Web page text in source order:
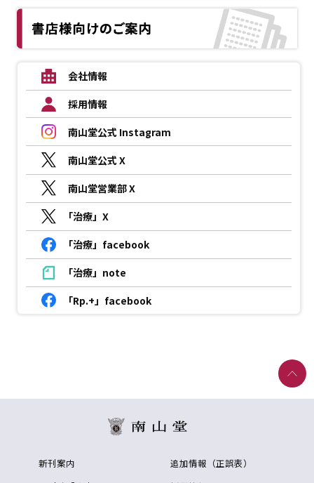
会社情報
採用情報
南山堂公式 Instagram
南山堂公式 X
南山堂営業部 X
「治療」X
「治療」facebook
「治療」note
「Rp.+」facebook
新刊案内
追加情報（正誤表）